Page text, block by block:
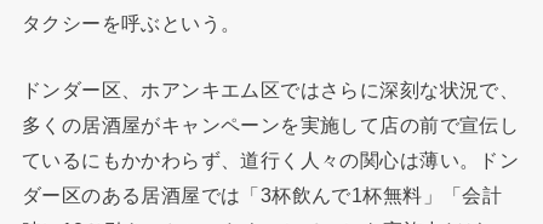
タクシーを呼ぶという。
ドンダー区、ホアンキエム区ではさらに深刻な状況で、
多くの居酒屋がキャンペーンを実施して店の前で宣伝し
ているにもかかわらず、道行く人々の関心は薄い。ドン
ダー区のある居酒屋では「3杯飲んで1杯無料」「会計